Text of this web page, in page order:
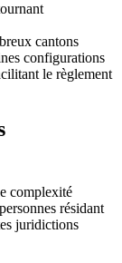
cantons
configurations
le règlement
complexité
résidant
juridictions